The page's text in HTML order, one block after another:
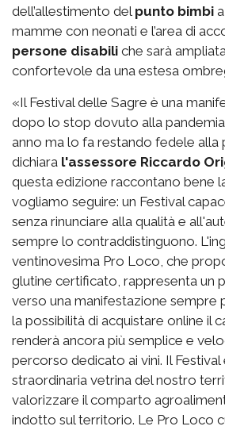
dell’allestimento del punto bimbi
mamme con neonati e l’area di
persone disabili che sarà
confortevole da una estesa
«Il Festival delle Sagre è una
dopo lo stop dovuto alla
anno ma lo fa restando fedele alla
dichiara l'assessore Riccardo
questa edizione raccontano bene
vogliamo seguire: un Festival
senza rinunciare alla qualità e
sempre lo contraddistinguono.
ventinovesima Pro Loco, che
glutine certificato, rappresenta un
verso una manifestazione sempre
la possibilità di acquistare online il
renderà ancora più semplice e
percorso dedicato ai vini. Il
straordinaria vetrina del nostro
valorizzare il comparto
indotto sul territorio. Le Pro Loco